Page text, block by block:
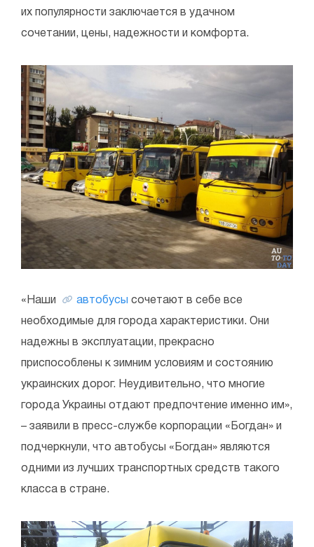
их популярности заключается в удачном
сочетании, цены, надежности и комфорта.
«Наши автобусы сочетают в себе все
необходимые для города характеристики. Они
надежны в эксплуатации, прекрасно
приспособлены к зимним условиям и состоянию
украинских дорог. Неудивительно, что многие
города Украины отдают предпочтение именно им»,
– заявили в пресс-службе корпорации «Богдан» и
подчеркнули, что автобусы «Богдан» являются
одними из лучших транспортных средств такого
класса в стране.